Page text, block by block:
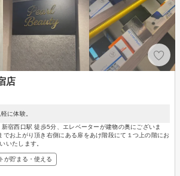
店
に体験。
宿西口駅 徒歩5分、エレベーターが建物の奥にございま
でお上がり頂き右側にある扉をあけ階段にて１つ上の階にお
いたします。
が貯まる・使える